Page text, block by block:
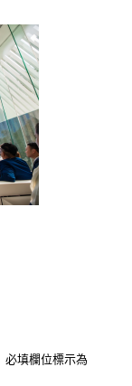
必填欄位標示為